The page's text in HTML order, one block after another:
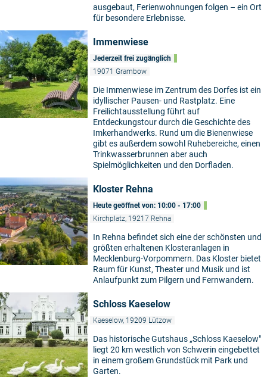
ausgebaut, Ferienwohnungen folgen – ein Ort
für besondere Erlebnisse.
Immenwiese
Jederzeit frei zugänglich
19071 Grambow
Die Immenwiese im Zentrum des Dorfes ist ein
idyllischer Pausen- und Rastplatz. Eine
Freilichtausstellung führt auf
Entdeckungstour durch die Geschichte des
Imkerhandwerks. Rund um die Bienenwiese
gibt es außerdem sowohl Ruhebereiche, einen
Trinkwasserbrunnen aber auch
Spielmöglichkeiten und den Dorfladen.
Kloster Rehna
Heute geöffnet von: 10:00 - 17:00
Kirchplatz, 19217 Rehna
In Rehna befindet sich eine der schönsten und
größten erhaltenen Klosteranlagen in
Mecklenburg-Vorpommern. Das Kloster bietet
Raum für Kunst, Theater und Musik und ist
Anlaufpunkt zum Pilgern und Fernwandern.
Schloss Kaeselow
Kaeselow, 19209 Lützow
Das historische Gutshaus „Schloss Kaeselow"
liegt 20 km westlich von Schwerin eingebettet
in einem großem Grundstück mit Park und
Garten.